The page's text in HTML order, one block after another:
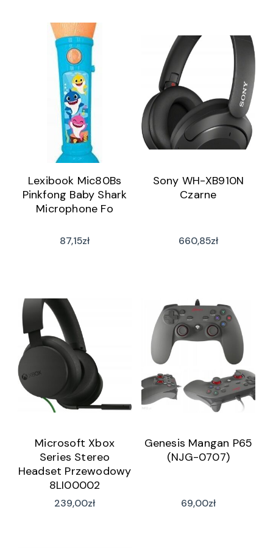
Lexibook Mic80Bs
Pinkfong Baby Shark
Microphone Fo
87,15zł
Sony WH-XB910N
Czarne
660,85zł
Microsoft Xbox
Series Stereo
Headset Przewodowy
8LI00002
239,00zł
Genesis Mangan P65
(NJG-0707)
69,00zł